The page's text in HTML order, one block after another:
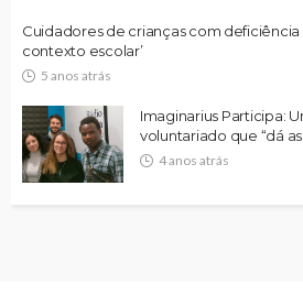
Cuidadores de crianças com
contexto escolar’
5 anos atrás
Imaginarius Participa:
voluntariado que “dá
4 anos atrás